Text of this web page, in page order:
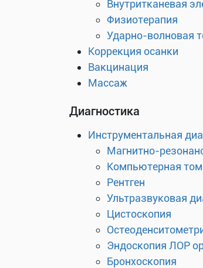
Внутритканевая
Физиотерапия
Ударно-волновая
Коррекция осанки
Вакцинация
Массаж
Диагностика
Инструментальная
Магнитно-
Компьютерная
Рентген
Ультразвуковая
Цистоскопия
Эндоскопия ЛОР
Бронхоскопия